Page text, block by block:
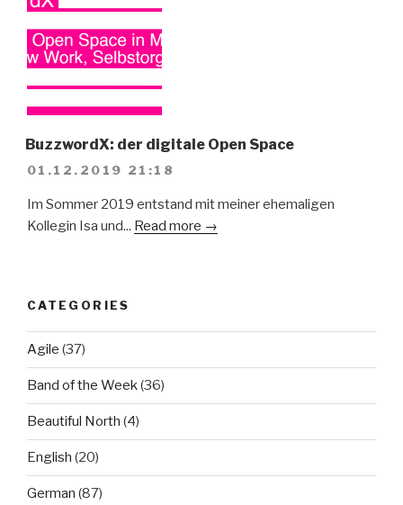
BuzzwordX: der digitale Open Space
01.12.2019 21:18
Im Sommer 2019 entstand mit meiner ehemaligen
Kollegin Isa und... Read more →
CATEGORIES
Agile (37)
Band of the Week(36)
Beautiful North (4)
English (20)
German (87)